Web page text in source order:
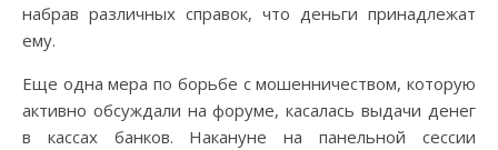
набрав различных справок, что деньги принадлежат
ему.
Еще одна мера по борьбе с мошенничеством, которую
активно обсуждали на форуме, касалась выдачи денег
в кассах банков. Накануне на панельной сессии